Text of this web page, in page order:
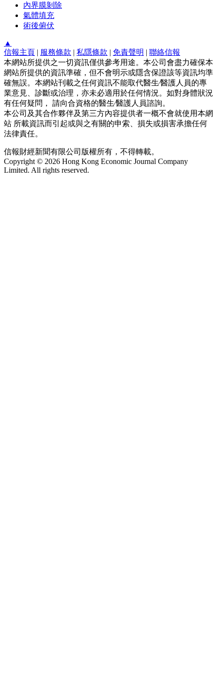
內界膜剝除
氣體填充
術後俯伏
▲
信報主頁 | 服務條款 | 私隱條款 | 免責聲明 | 聯絡信報
本網站所提供之一切資訊僅供參考用途。本公司會盡力確保本
網站所提供的資訊準確，但不會明示或隱含保證該等資訊均準
確無誤。本網站刊載之任何資訊不能取代醫生∕醫護人員的專
業意見、診斷或治理，亦未必適用於任何情況。如對身體狀況
有任何疑問， 請向合資格的醫生∕醫護人員諮詢。
本公司及其合作夥伴及第三方內容提供者一概不會就使用本網
站 所載資訊而引起或與之有關的申索、損失或損害承擔任何
法律責任。
信報財經新聞有限公司版權所有，不得轉載。
Copyright © 2026 Hong Kong Economic Journal Company
Limited. All rights reserved.